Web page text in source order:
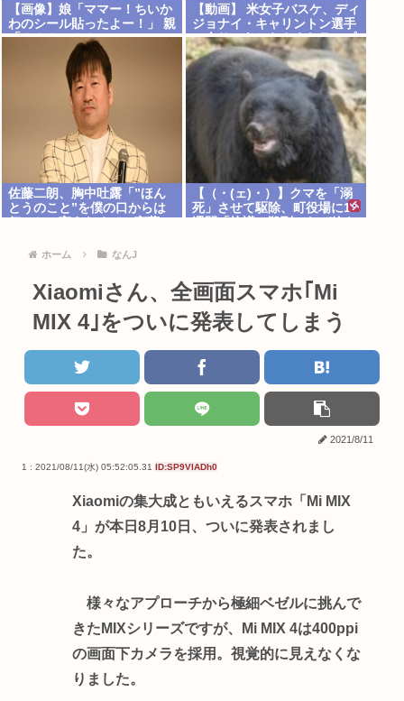
【画像】娘「ママー！ちいか
わのシール貼ったよー！」 親
「！！！！！！」
【動画】 米女子バスケ、ディ
ジョナイ・キャリントン選手
の余りにあからさまなラフプ
レーに批判殺到
佐藤二朗、胸中吐露「”ほん
とうのこと”を僕の口からは
【（・(ェ)・）】クマを「溺
死」させて駆除、町役場に1
ホーム なんJ
Xiaomiさん、全画面スマホ｢Mi
MIX 4｣をついに発表してしまう
2021/8/11
1 : 2021/08/11(水) 05:52:05.31 ID:SP9VIADh0
Xiaomiの集大成ともいえるスマホ「Mi MIX
4」が本日8月10日、ついに発表されまし
た。
様々なアプローチから極細ベゼルに挑んで
きたMIXシリーズですが、Mi MIX 4は400ppi
の画面下カメラを採用。視覚的に見えなくな
りました。